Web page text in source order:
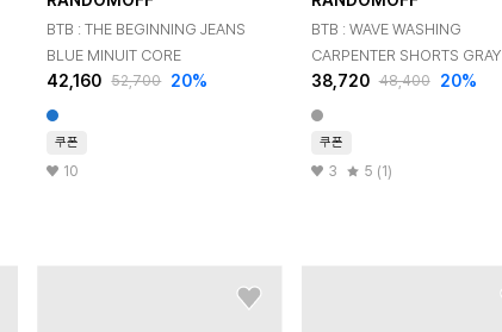
BTB : THE BEGINNING JEANS
BLUE MINUIT CORE
42,160 52,700 20%
쿠폰
10
BTB : WAVE WASHING
CARPENTER SHORTS GRAY
CORE
38,720 48,400 20%
쿠폰
3 5 (1)